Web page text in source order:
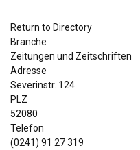
Return to Directory
Branche
Zeitungen und Zeitschriften
Adresse
Severinstr. 124
PLZ
52080
Telefon
(0241) 91 27 319